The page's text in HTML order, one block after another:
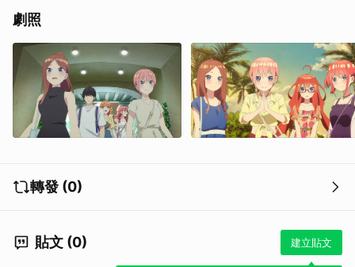
劇照
轉發 (0)
貼文 (0) 建立貼文